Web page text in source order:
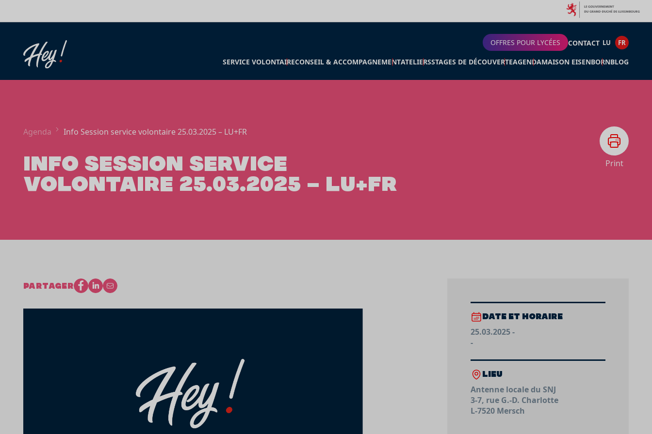
OFFRES POUR LYCÉES CONTACT LU FR
SERVICE VOLONTAIRECONSEIL & ACCOMPAGNEMENTATELIERSSTAGES DE DÉCOUVERTEAGENDAMAISON EISENBORNBLOG
Agenda Info Session service volontaire 25.03.2025 – LU+FR
INFO SESSION SERVICE
VOLONTAIRE 25.03.2025 – LU+FR
Print
PARTAGER
DATE ET HORAIRE
25.03.2025 -
-
LIEU
Antenne locale du SNJ
3-7, rue G.-D. Charlotte
L-7520 Mersch